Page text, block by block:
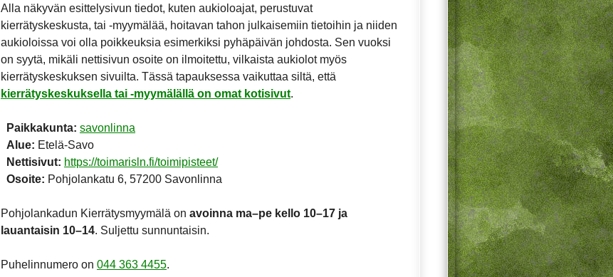
Alla näkyvän esittelysivun tiedot, kuten aukioloajat, perustuvat
kierrätyskeskusta, tai -myymälää, hoitavan tahon julkaisemiin tietoihin ja niiden
aukioloissa voi olla poikkeuksia esimerkiksi pyhäpäivän johdosta. Sen vuoksi
on syytä, mikäli nettisivun osoite on ilmoitettu, vilkaista aukiolot myös
kierrätyskeskuksen sivuilta. Tässä tapauksessa vaikuttaa siltä, että
kierrätyskeskuksella tai -myymälällä on omat kotisivut.
Paikkakunta: savonlinna
Alue: Etelä-Savo
Nettisivut: https://toimarisln.fi/toimipisteet/
Osoite: Pohjolankatu 6, 57200 Savonlinna
Pohjolankadun Kierrätysmyymälä on avoinna ma–pe kello 10–17 ja
lauantaisin 10–14. Suljettu sunnuntaisin.
Puhelinnumero on 044 363 4455.